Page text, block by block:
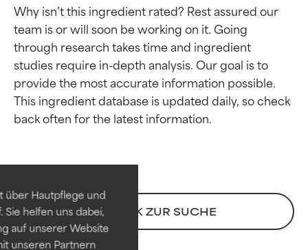
über Hautpflege und
helfen uns dabei,
auf unserer Website
unseren Partnern
Why isn’t this ingredient rated? Rest assured our
team is or will soon be working on it. Going
through research takes time and ingredient
studies require in-depth analysis. Our goal is to
provide the most accurate information possible.
This ingredient database is updated daily, so check
ZURÜCK ZUR SUCHE
Bewertung der
Erwiesen und durch
unabhängige Studien belegt.
Hervorragender Wirkstoff für
die meisten Hauttypen und -
Bewertung der
Erwiesen und durch
unabhängige Studien belegt.
Hervorragender Wirkstoff für
die meisten Hauttypen und -